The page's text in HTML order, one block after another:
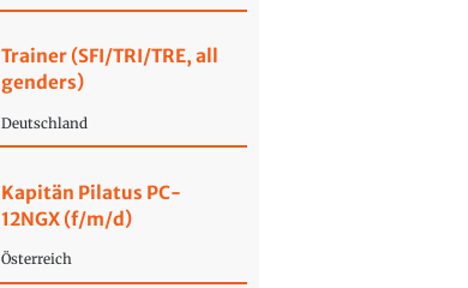
Trainer (SFI/TRI/TRE, all
genders)
Deutschland
Kapitän Pilatus PC-
12NGX (f/m/d)
Österreich